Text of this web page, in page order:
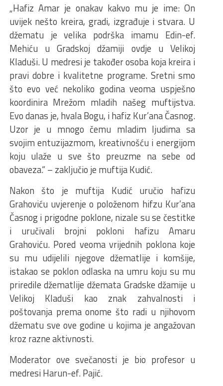
„Hafiz Amar je onakav kakvo mu je ime: On
uvijek nešto kreira, gradi, izgrađuje i stvara. U
džematu je velika podrška imamu Edin-ef.
Mehiću u Gradskoj džamiji ovdje u Velikoj
Kladuši. U medresi je također osoba koja kreira i
pravi dobre i kvalitetne programe. Sretni smo
što evo već nekoliko godina veoma uspješno
koordinira Mrežom mladih našeg muftijstva.
Evo danas je, hvala Bogu, i hafiz Kur’ana Časnog.
Uzor je u mnogo čemu mladim ljudima sa
svojim entuzijazmom, kreativnošću i energijom
koju ulaže u sve što preuzme na sebe od
obaveza.“ – zaključio je muftija Kudić.
Nakon što je muftija Kudić uručio hafizu
Grahoviću uvjerenje o položenom hifzu Kur’ana
Časnog i prigodne poklone, nizale su se čestitke
i uručivali brojni pokloni hafizu Amaru
Grahoviću. Pored veoma vrijednih poklona koje
su mu udijelili njegove džematlije i komšije,
istakao se poklon odlaska na umru koju su mu
priredile džematlije džemata Gradske džamije u
Velikoj Kladuši kao znak zahvalnosti i
poštovanja prema onome što radi u njihovom
džematu sve ove godine u kojima je angažovan
kroz razne aktivnosti.
Moderator ove svečanosti je bio profesor u
medresi Harun-ef. Pajić.